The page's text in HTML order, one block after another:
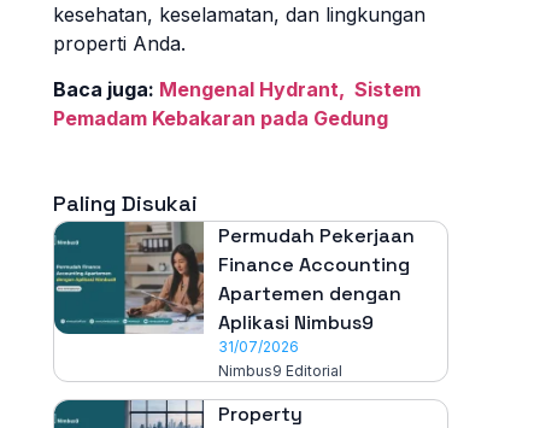
kesehatan, keselamatan, dan lingkungan
properti Anda.
Baca juga: Mengenal Hydrant, Sistem
Pemadam Kebakaran pada Gedung
Paling Disukai
Permudah Pekerjaan
Finance Accounting
Apartemen dengan
Aplikasi Nimbus9
31/07/2026
Nimbus9 Editorial
Property